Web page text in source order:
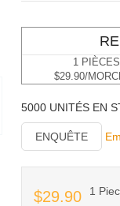
1 PIÈCES
$29.90/
5000 UNITÉS EN
ENQUÊTE
$29.90 1